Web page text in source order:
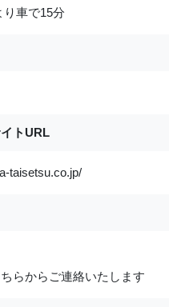
り車で15分
トURL
taisetsu.co.jp/
らからご連絡いたします